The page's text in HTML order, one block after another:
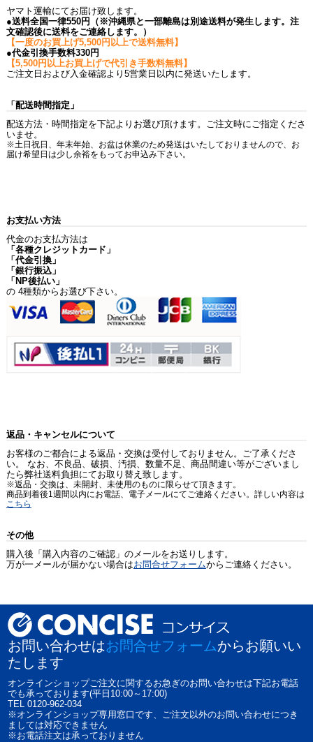
ヤマト運輸にてお届け致します。
●送料全国一律550円（※沖縄県と一部離島は別途送料が発生します。注
文確認後に送料をご連絡します。）
【一度のお買上げ5,500円以上で送料無料】
●代金引換手数料330円
【5,500円以上お買上げで代引き手数料無料】
ご注文日および入金確認より5営業日以内に発送いたします。
「配送時間指定」
配送方法・時間指定を下記よりお選び頂けます。ご注文時にご指定くださ
いませ。
※土日祝日、年末年始、お盆は休業のため発送はいたしておりませんので、お
届け希望日は少し余裕をもってお申込み下さい。
お支払い方法
代金のお支払方法は
「各種クレジットカード」
「代金引換」
「銀行振込」
「NP後払い」
の 4種類からお選び下さい。
返品・キャンセルについて
お客様のご都合による返品・交換は受付しておりません。ご了承くださ
い。 なお、不良品、破損、汚損、数量不足、商品間違い等がございまし
たら弊社送料負担にてお取り替え致します。
※返品・交換は、未開封、未使用のものに限らせて頂きます。
商品到着後1週間以内にお電話、電子メールにてご連絡ください。詳しい内容は
こちら
その他
購入後「購入内容のご確認」のメールをお送りします。
万が一メールが届かない場合はお問合せフォームからご連絡ください。
お問い合わせはお問合せフォームからお願いい
たします
オンラインショップご注文に関するお急ぎのお問い合わせは下記お電話
でも承っております(平日10:00～17:00)
TEL 0120-962-034
※オンラインショップ専用窓口です、ご注文以外のお問い合わせにつき
ましては対応できません
※お電話注文は承っておりません